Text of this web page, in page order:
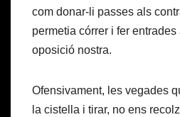
com donar-li passes als
permetia córrer i fer
oposició nostra.
Ofensivament, les vegades
la cistella i tirar, no ens